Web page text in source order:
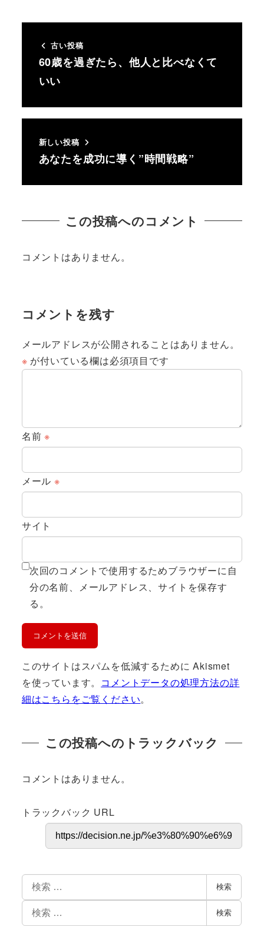
古い投稿
60歳を過ぎたら、他人と比べなくて
いい
新しい投稿
あなたを成功に導く”時間戦略”
この投稿へのコメント
コメントはありません。
コメントを残す
メールアドレスが公開されることはありません。
※ が付いている欄は必須項目です
名前※
メール ※
サイト
次回のコメントで使用するためブラウザーに自
分の名前、メールアドレス、サイトを保存す
る。
このサイトはスパムを低減するために Akismet
を使っています。 コメントデータの処理方法の詳
細はこちらをご覧ください。
この投稿へのトラックバック
コメントはありません。
トラックバック URL
検索
検索